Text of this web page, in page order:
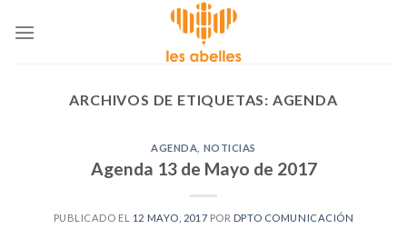
ARCHIVOS DE ETIQUETAS: AGENDA
AGENDA NOTICIAS
Agenda 13 de Mayo de 2017
PUBLICADO EL 12 MAYO, 2017 POR DPTO COMUNICACIÓN